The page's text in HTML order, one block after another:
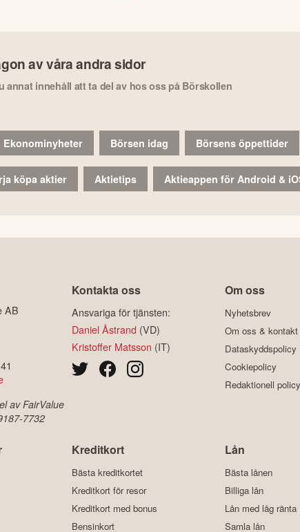
av våra andra sidor
annat innehåll att ta del av hos oss på Börskollen
Ekonominyheter Börsen idag Börsens öppettider
köpa aktier Aktietips Aktieappen för Android &
AB
av FairValue
7732
Kontakta oss
Ansvariga för tjänsten:
Daniel Åstrand (VD)
Kristoffer Matsson (IT)
Om oss
Nyhetsbrev
Om oss & kontakt
Dataskyddspolicy
Cookiepolicy
Redaktionell policy
Kreditkort
Bästa kreditkortet
Kreditkort för resor
Kreditkort med bonus
Bensinkort
Lån
Bästa lånen
Billiga lån
Lån med låg ränta
Samla lån